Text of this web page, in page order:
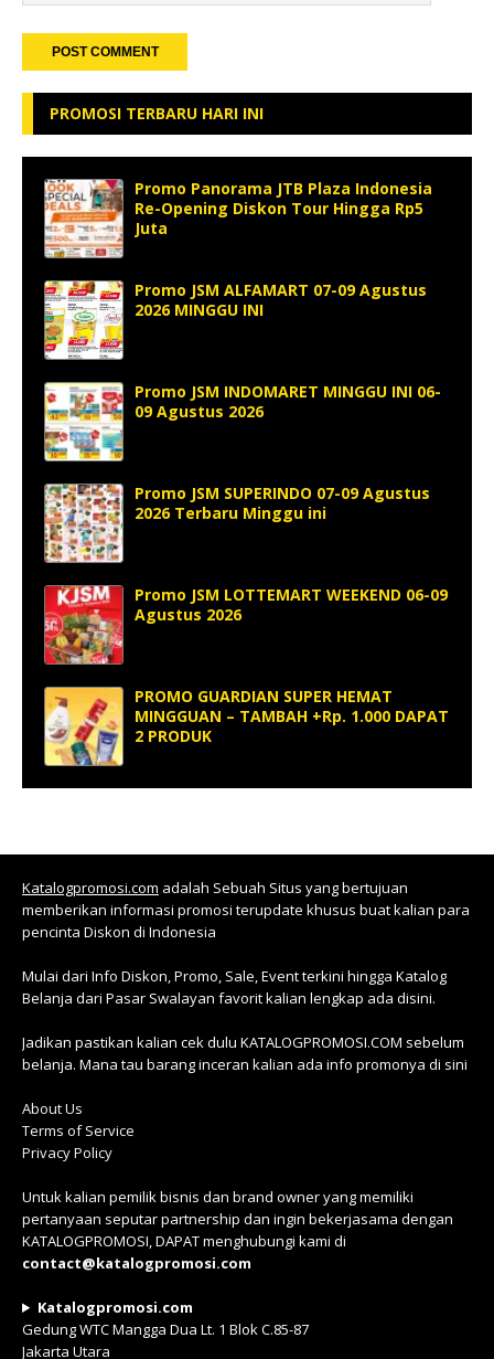
PROMOSI TERBARU HARI INI
Promo Panorama JTB Plaza Indonesia
Re-Opening Diskon Tour Hingga Rp5
Juta
Promo JSM ALFAMART 07-09 Agustus
2026 MINGGU INI
Promo JSM INDOMARET MINGGU INI 06-
09 Agustus 2026
Promo JSM SUPERINDO 07-09 Agustus
2026 Terbaru Minggu ini
Promo JSM LOTTEMART WEEKEND 06-09
Agustus 2026
PROMO GUARDIAN SUPER HEMAT
MINGGUAN – TAMBAH +Rp. 1.000 DAPAT
2 PRODUK
Katalogpromosi.com adalah Sebuah Situs yang bertujuan
memberikan informasi promosi terupdate khusus buat kalian para
pencinta Diskon di Indonesia
Mulai dari Info Diskon, Promo, Sale, Event terkini hingga Katalog
Belanja dari Pasar Swalayan favorit kalian lengkap ada disini.
Jadikan pastikan kalian cek dulu KATALOGPROMOSI.COM sebelum
belanja. Mana tau barang inceran kalian ada info promonya di sini
About Us
Terms of Service
Privacy Policy
Untuk kalian pemilik bisnis dan brand owner yang memiliki
pertanyaan seputar partnership dan ingin bekerjasama dengan
KATALOGPROMOSI, DAPAT menghubungi kami di
contact@katalogpromosi.com
Katalogpromosi.com
Gedung WTC Mangga Dua Lt. 1 Blok C.85-87
Jakarta Utara